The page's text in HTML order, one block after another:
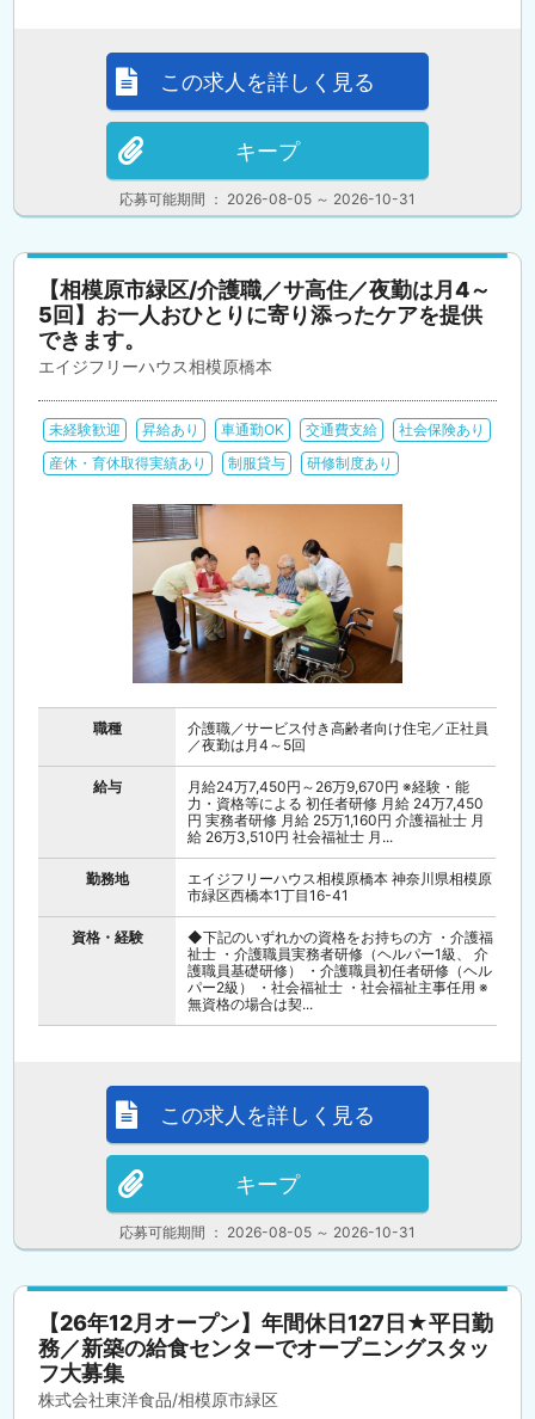
応募可能期間 ： 2026-08-05 ～ 2026-10-31
この求人を詳しく見る
キープ
【相模原市緑区/介護職／サ高住／夜勤は月4～
5回】お一人おひとりに寄り添ったケアを提供
できます。
エイジフリーハウス相模原橋本
未経験歓迎 昇給あり 車通勤OK 交通費支給
社会保険あり
産休・育休取得実績あり
制服貸与 研修制度あり
職種
介護職／サービス付き高齢者向け住宅／正社員
／夜勤は月4～5回
給与
月給24万7,450円～26万9,670円 ※経験・能
力・資格等による 初任者研修 月給 24万7,450
円 実務者研修 月給 25万1,160円 介護福祉士 月
給 26万3,510円 社会福祉士 月...
勤務地
エイジフリーハウス相模原橋本 神奈川県相模原
市緑区西橋本1丁目16-41
資格・経験
◆下記のいずれかの資格をお持ちの方 ・介護福
祉士 ・介護職員実務者研修（ヘルパー1級、 介
護職員基礎研修） ・介護職員初任者研修（ヘル
パー2級） ・社会福祉士 ・社会福祉主事任用 ※
無資格の場合は契...
応募可能期間 ： 2026-08-05 ～ 2026-10-31
この求人を詳しく見る
キープ
【26年12月オープン】年間休日127日★平日勤
務／新築の給食センターでオープニングスタッ
フ大募集
株式会社東洋食品/相模原市緑区